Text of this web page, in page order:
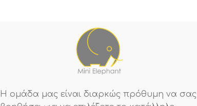
Η ομάδα μας είναι διαρκώς πρόθυμη να σας